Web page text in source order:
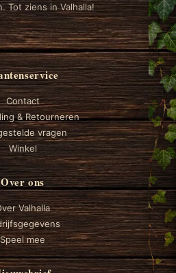
Tot ziens in Valhalla!
Contact
& Retourneren
vragen
Winkel
Over ons
Valhalla
Speel mee